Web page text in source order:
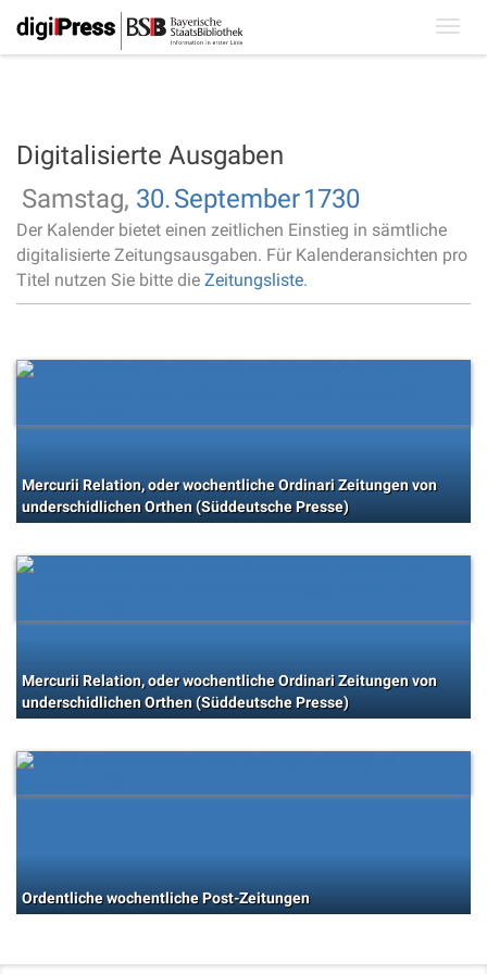
Digitalisierte Ausgaben
Samstag, 30.September1730
Der Kalender bietet einen zeitlichen Einstieg in sämtliche
digitalisierte Zeitungsausgaben. Für Kalenderansichten pro
Titel nutzen Sie bitte die Zeitungsliste.
Mercurii Relation, oder wochentliche Ordinari Zeitungen von
underschidlichen Orthen (Süddeutsche Presse)
Mercurii Relation, oder wochentliche Ordinari Zeitungen von
underschidlichen Orthen (Süddeutsche Presse)
Ordentliche wochentliche Post-Zeitungen